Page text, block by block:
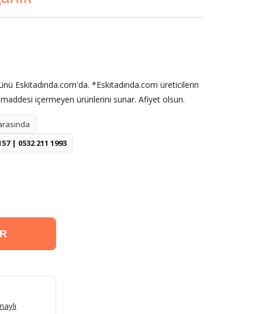
Eskitadında.com'da. *Eskitadında.com üreticilerin
içermeyen ürünlerini sunar. Afiyet olsun.
| 0532 211 1993